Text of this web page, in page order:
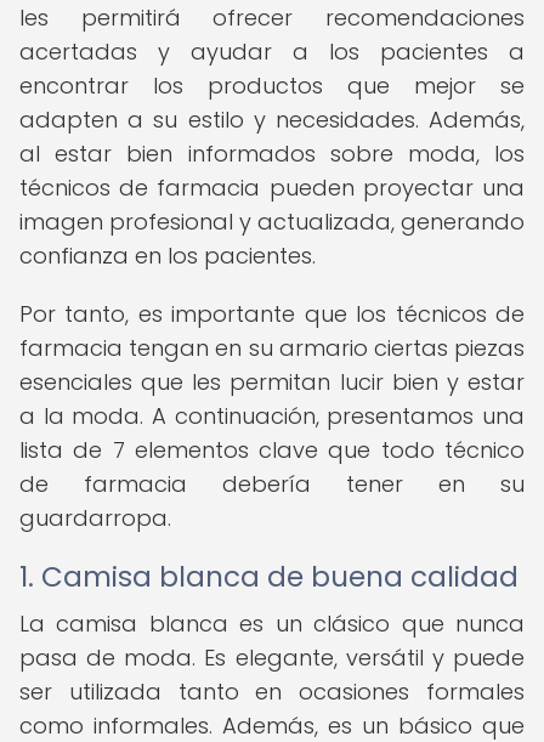
les permitirá ofrecer recomendaciones
acertadas y ayudar a los pacientes a
encontrar los productos que mejor se
adapten a su estilo y necesidades. Además,
al estar bien informados sobre moda, los
técnicos de farmacia pueden proyectar una
imagen profesional y actualizada, generando
confianza en los pacientes.
Por tanto, es importante que los técnicos de
farmacia tengan en su armario ciertas piezas
esenciales que les permitan lucir bien y estar
a la moda. A continuación, presentamos una
lista de 7 elementos clave que todo técnico
de farmacia debería tener en su
guardarropa.
1. Camisa blanca de buena calidad
La camisa blanca es un clásico que nunca
pasa de moda. Es elegante, versátil y puede
ser utilizada tanto en ocasiones formales
como informales. Además, es un básico que